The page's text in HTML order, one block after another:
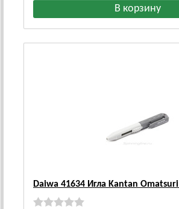
Daiwa 41634 Игла Kantan